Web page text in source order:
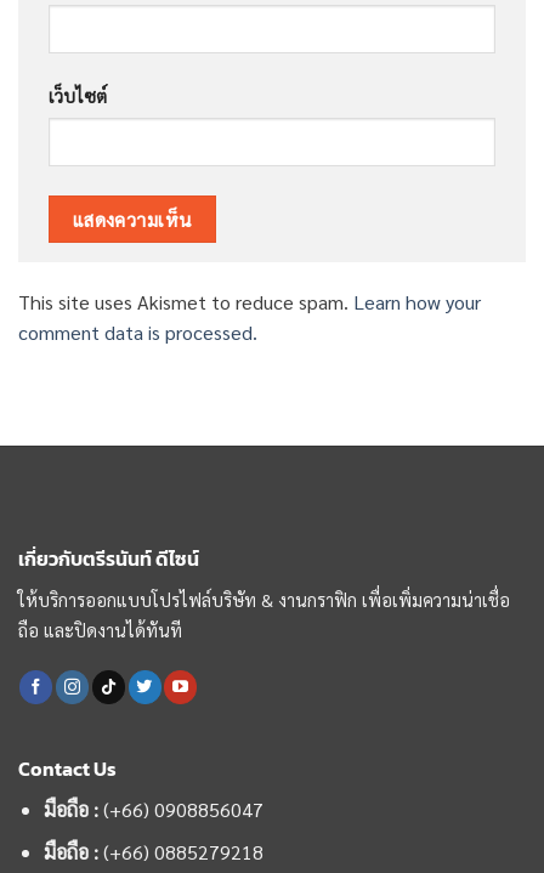
เว็บไซต์
This site uses Akismet to reduce spam. Learn how your
comment data is processed.
เกี่ยวกับตรีรนันท์ ดีไซน์
ให้บริการออกแบบโปรไฟล์บริษัท & งานกราฟิก เพื่อเพิ่มความน่าเชื่อ
ถือ และปิดงานได้ทันที
Contact Us
มือถือ :(+66) 0908856047
มือถือ : (+66) 0885279218